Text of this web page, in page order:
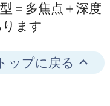
＝多焦点＋深度
ます
トップに戻る